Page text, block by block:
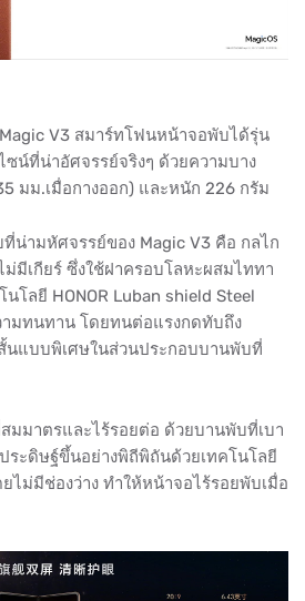
Magic V3 สมาร์ทโฟนหน้าจอพับได้รุ่น
น์ที่น่าอัศจรรย์จริงๆ ด้วยความบาง
มม.เมื่อกางออก) และหนัก 226 กรัม
น่ามหัศจรรย์ของ Magic V3 คือ กลไก
มีเกียร์ ซึ่งใช้ฝาครอบโลหะผสมไททา
โลยี HONOR Luban shield Steel
มทนทาน โดยทนต่อแรงกดทับถึง
นแบบพิเศษในส่วนประกอบบานพับที่
มมาตรและไร้รอยต่อ ด้วยบานพับที่เบา
ระดิษฐ์ขึ้นอย่างพิถีพิถันด้วยเทคโนโลยี
ไม่มีช่องว่าง ทำให้หน้าจอไร้รอยพับเมื่อ